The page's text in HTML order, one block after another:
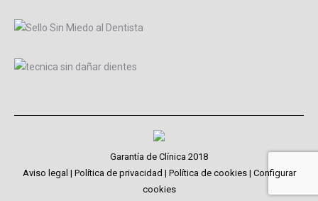
Garantía de Clínica 2018
Aviso legal | Política de privacidad | Política de cookies| Configurar
cookies